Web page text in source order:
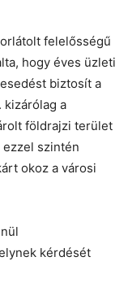
felelősségű
hogy éves üzleti
biztosít a
kizárólag a
földrajzi terület
szintén
okoz a városi
kérdését